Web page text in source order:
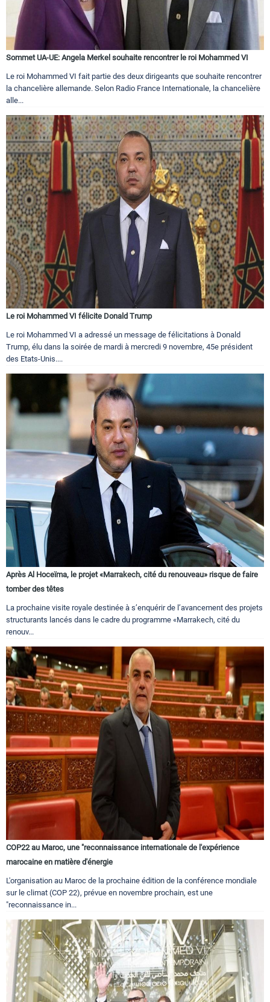
Sommet UA-UE: Angela Merkel souhaite rencontrer le roi Mohammed VI
Le roi Mohammed VI fait partie des deux dirigeants que souhaite rencontrer
la chancelière allemande. Selon Radio France Internationale, la chancelière
alle...
Le roi Mohammed VI félicite Donald Trump
Le roi Mohammed VI a adressé un message de félicitations à Donald
Trump, élu dans la soirée de mardi à mercredi 9 novembre, 45e président
des Etats-Unis....
Après Al Hoceïma, le projet «Marrakech, cité du renouveau» risque de faire
tomber des têtes
La prochaine visite royale destinée à s’enquérir de l’avancement des projets
structurants lancés dans le cadre du programme «Marrakech, cité du
renouv...
COP22 au Maroc, une "reconnaissance internationale de l'expérience
marocaine en matière d'énergie
L'organisation au Maroc de la prochaine édition de la conférence mondiale
sur le climat (COP 22), prévue en novembre prochain, est une
"reconnaissance in...